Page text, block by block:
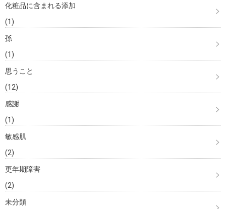
化粧品に含まれる添加
(1)
孫
(1)
思うこと
(12)
感謝
(1)
敏感肌
(2)
更年期障害
(2)
未分類